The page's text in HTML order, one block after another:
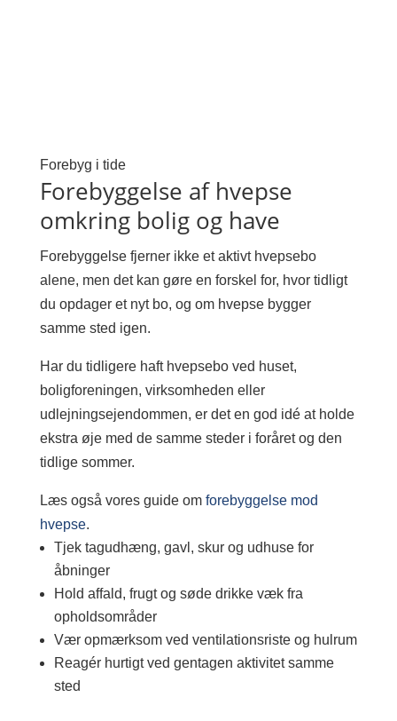
Forebyg i tide
Forebyggelse af hvepse
omkring bolig og have
Forebyggelse fjerner ikke et aktivt hvepsebo
alene, men det kan gøre en forskel for, hvor tidligt
du opdager et nyt bo, og om hvepse bygger
samme sted igen.
Har du tidligere haft hvepsebo ved huset,
boligforeningen, virksomheden eller
udlejningsejendommen, er det en god idé at holde
ekstra øje med de samme steder i foråret og den
tidlige sommer.
Læs også vores guide om forebyggelse mod
hvepse.
Tjek tagudhæng, gavl, skur og udhuse for
åbninger
Hold affald, frugt og søde drikke væk fra
opholdsområder
Vær opmærksom ved ventilationsriste og hulrum
Reagér hurtigt ved gentagen aktivitet samme
sted